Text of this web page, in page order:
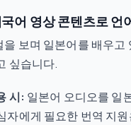
어 영상 콘텐츠로 언
보며 일본어를 배우고
싶습니다.
시: 일본어 오디오를 일
자에게 필요한 번역 지